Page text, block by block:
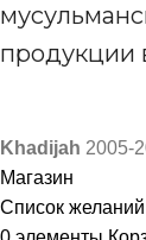
продукции
Khadijah 2005-
Магазин
Список желаний